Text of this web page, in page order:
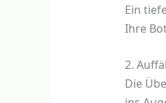
Ein
Ihre
2.
Die